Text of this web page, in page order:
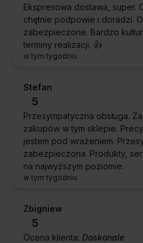
Ekspresowa dostawa, super.
chętnie podpowie i doradzi.
zabezpieczone. Bardzo
terminy realizacji. 👍️
w tym tygodniu
Stefan
5
Przesympatyczna obsługa.
zakupów w tym sklepie.
jestem pod wrażeniem.
zabezpieczona. Produkty,
na najwyższym poziomie.
w tym tygodniu
Zbigniew
5
Ocena klienta: Doskonale